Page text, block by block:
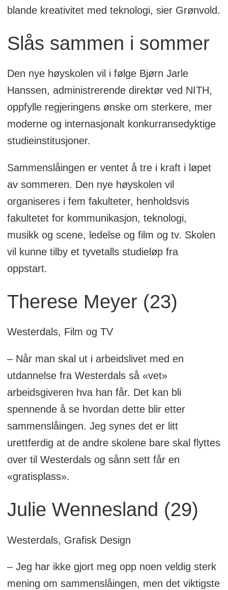
blande kreativitet med teknologi, sier Grønvold.
Slås sammen i sommer
Den nye høyskolen vil i følge Bjørn Jarle
Hanssen, administrerende direktør ved NITH,
oppfylle regjeringens ønske om sterkere, mer
moderne og internasjonalt konkurransedyktige
studieinstitusjoner.
Sammenslåingen er ventet å tre i kraft i løpet
av sommeren. Den nye høyskolen vil
organiseres i fem fakulteter, henholdsvis
fakultetet for kommunikasjon, teknologi,
musikk og scene, ledelse og film og tv. Skolen
vil kunne tilby et tyvetalls studieløp fra
oppstart.
Therese Meyer (23)
Westerdals, Film og TV
– Når man skal ut i arbeidslivet med en
utdannelse fra Westerdals så «vet»
arbeidsgiveren hva han får. Det kan bli
spennende å se hvordan dette blir etter
sammenslåingen. Jeg synes det er litt
urettferdig at de andre skolene bare skal flyttes
over til Westerdals og sånn sett får en
«gratisplass».
Julie Wennesland (29)
Westerdals, Grafisk Design
– Jeg har ikke gjort meg opp noen veldig sterk
mening om sammenslåingen, men det viktigste